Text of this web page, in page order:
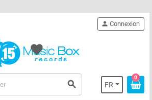
search FR
person Connexion
0
favorite